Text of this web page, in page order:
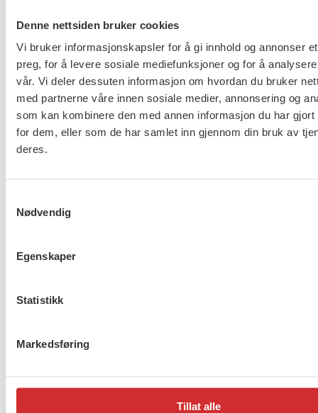
Denne nettsiden bruker cookies
Vi bruker informasjonskapsler for å gi innhold og annonser
preg, for å levere sosiale mediefunksjoner og for å
vår. Vi deler dessuten informasjon om hvordan du bruker
med partnerne våre innen sosiale medier, annonsering og
som kan kombinere den med annen informasjon du har gjort
for dem, eller som de har samlet inn gjennom din bruk av
deres.
Nødvendig
Egenskaper
Statistikk
Markedsføring
Tillat alle
Taushetsplikt og personvern